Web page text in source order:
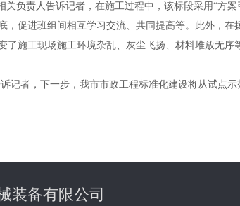
关负责人告诉记者，在施工过程中，该标段采用“方
，促进班组间相互学习交流、共同提高等。此外，在
了施工现场施工环境杂乱、灰尘飞扬、材料堆放无
记者，下一步，我市市政工程标准化建设将从试点
装备有限公司